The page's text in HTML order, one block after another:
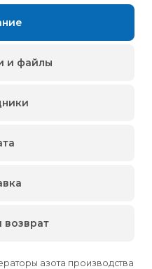
азота производства
и файлы
возврат